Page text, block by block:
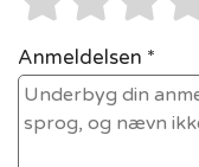
Anmeldelsen *